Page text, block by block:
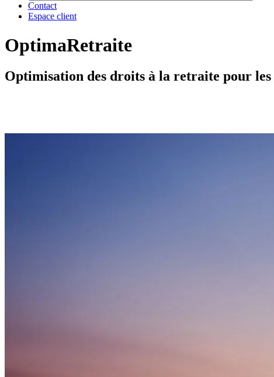
Contact
Espace client
OptimaRetraite
Optimisation des droits à la retraite pour